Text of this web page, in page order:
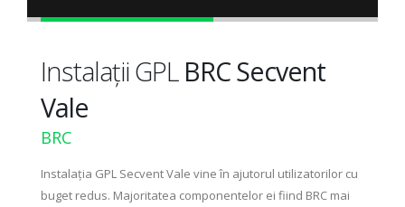
Instalații GPL BRC Secvent
Vale
BRC
Instalația GPL Secvent Vale vine în ajutorul utilizatorilor cu
buget redus. Majoritatea componentelor ei fiind BRC mai